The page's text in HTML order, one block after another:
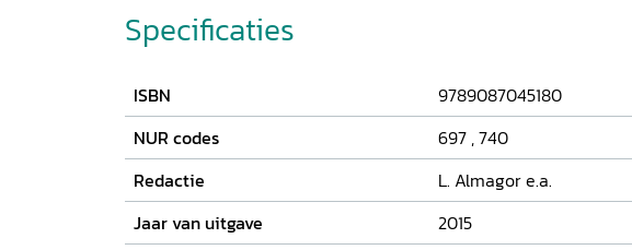
politionele ordehandhaving in de Hollandse geschiedenis.
Specificaties
ISBN
9789087045180
NUR codes
697 ,740
Redactie
L. Almagor e.a.
Jaar van uitgave
2015